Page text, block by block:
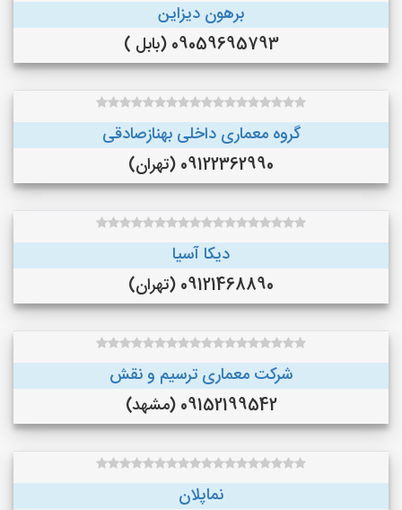
برهون دیزاین
09059695793 (بابل )
گروه معماری داخلی بهنازصادقی
09122362990 (تهران)
دیکا آسیا
09121468890 (تهران)
شرکت معماری ترسیم و نقش
09152199542 (مشهد)
نماپلان